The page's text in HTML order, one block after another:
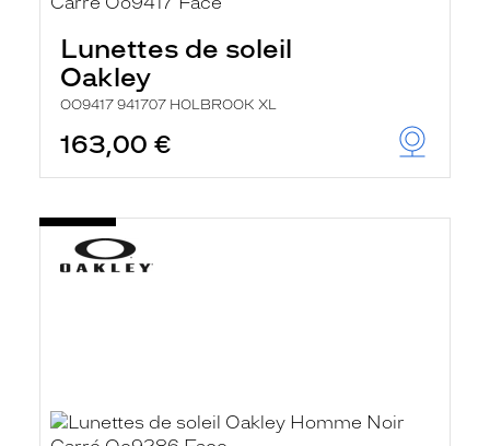
Lunettes de soleil
Oakley
OO9417 941707 HOLBROOK XL
163,00 €